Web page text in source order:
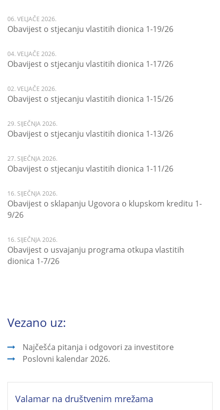
06. VELJAČE 2026.
Obavijest o stjecanju vlastitih dionica 1-19/26
04. VELJAČE 2026.
Obavijest o stjecanju vlastitih dionica 1-17/26
02. VELJAČE 2026.
Obavijest o stjecanju vlastitih dionica 1-15/26
29. SIJEČNJA 2026.
Obavijest o stjecanju vlastitih dionica 1-13/26
27. SIJEČNJA 2026.
Obavijest o stjecanju vlastitih dionica 1-11/26
16. SIJEČNJA 2026.
Obavijest o sklapanju Ugovora o klupskom kreditu 1-
9/26
16. SIJEČNJA 2026.
Obavijest o usvajanju programa otkupa vlastitih
dionica 1-7/26
Vezano uz:
Najčešća pitanja i odgovori za investitore
Poslovni kalendar 2026.
Valamar na društvenim mrežama